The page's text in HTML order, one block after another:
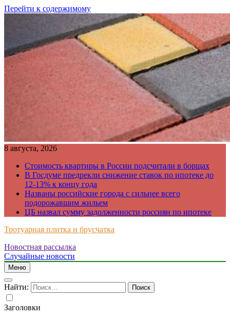
Перейти к содержимому
8 августа, 2026
Стоимость квартиры в России подсчитали в борщах
В Госдуме предрекли снижение ставок по ипотеке до
12-13% к концу года
Названы российские города с сильнее всего
подорожавшим жильем
ЦБ назвал сумму задолженности россиян по ипотеке
Тротуарная плитка и брусчатка
Just another WordPress site
Новостная рассылка
Случайные новости
Меню
Найти:
Заголовки